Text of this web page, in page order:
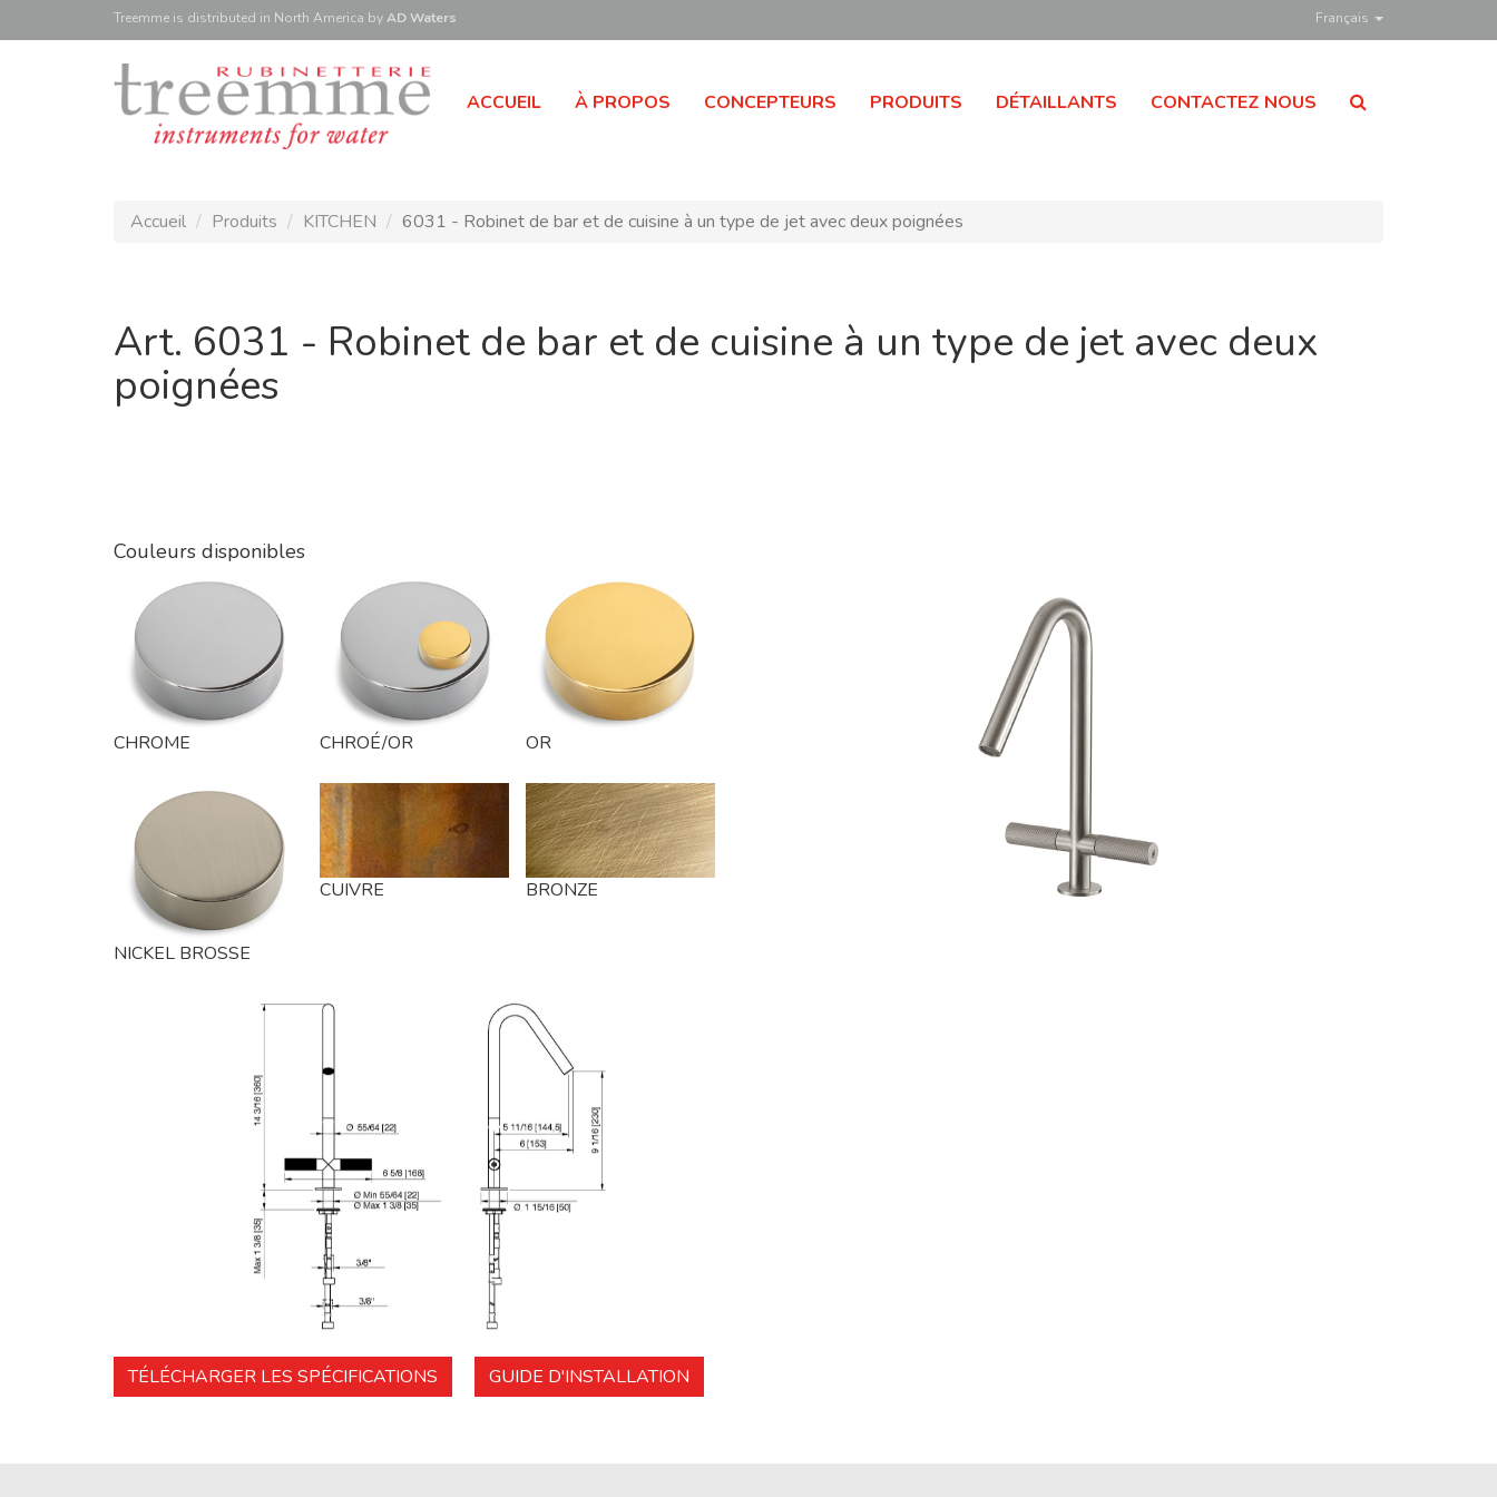
Treemme is distributed in North America byAD Waters Français
ACCUEIL À PROPOS CONCEPTEURS PRODUITS DÉTAILLANTS CONTACTEZ NOUS
Accueil Produits KITCHEN 6031 - Robinet de bar et de cuisine à un type de jet avec deux poignées
Art. 6031 - Robinet de bar et de cuisine à un type de jet avec deux
poignées
Couleurs disponibles
CHROME CHROÉ/OR OR
NICKEL BROSSE
CUIVRE BRONZE
TÉLÉCHARGER LES SPÉCIFICATIONS GUIDE D'INSTALLATION